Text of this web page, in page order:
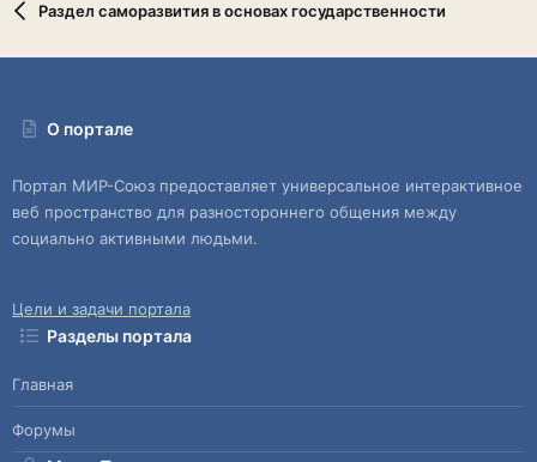
Раздел саморазвития в основах государственности
О портале
Портал МИР-Союз предоставляет универсальное интерактивное
веб пространство для разностороннего общения между
социально активными людьми.
Цели и задачи портала
Разделы портала
Главная
Форумы